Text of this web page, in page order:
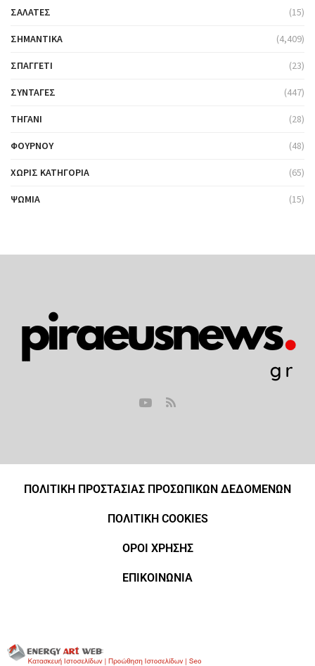
ΣΑΛΆΤΕΣ (15)
ΣΗΜΑΝΤΙΚΆ (4,409)
ΣΠΑΓΓΈΤΙ (23)
ΣΥΝΤΑΓΈΣ (447)
ΤΗΓΆΝΙ (28)
ΦΟΎΡΝΟΥ (48)
ΧΩΡΊΣ ΚΑΤΗΓΟΡΊΑ (65)
ΨΩΜΙΆ (15)
ΠΟΛΙΤΙΚΗ ΠΡΟΣΤΑΣΙΑΣ ΠΡΟΣΩΠΙΚΩΝ ΔΕΔΟΜΕΝΩΝ
ΠΟΛΙΤΙΚΗ COOKIES
ΟΡΟΙ ΧΡΗΣΗΣ
ΕΠΙΚΟΙΝΩΝΙΑ